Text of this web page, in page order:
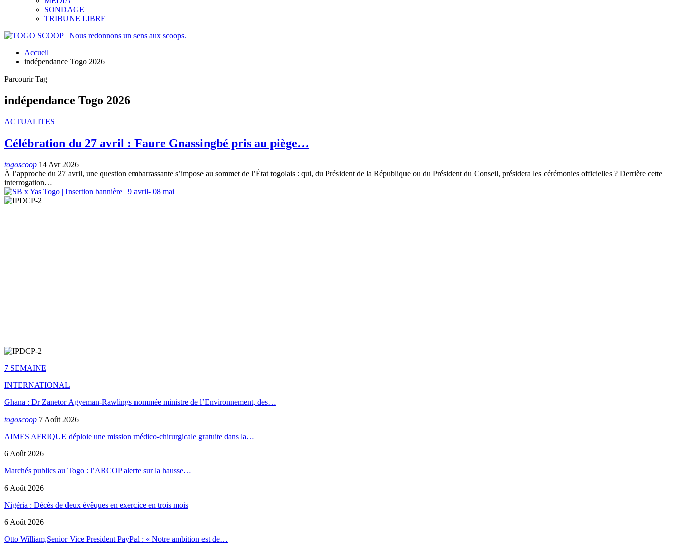
SONDAGE
TRIBUNE LIBRE
Accueil
indépendance Togo 2026
Parcourir Tag
indépendance Togo 2026
ACTUALITES
Célébration du 27 avril : Faure Gnassingbé pris au piège…
togoscoop 14 Avr 2026
À l’approche du 27 avril, une question embarrassante s’impose au sommet de l’État togolais : qui, du Président de la République ou du Président du Conseil, présidera les cérémonies officielles ? Derrière cette
interrogation…
7 SEMAINE
INTERNATIONAL
Ghana : Dr Zanetor Agyeman-Rawlings nommée ministre de l’Environnement, des…
togoscoop 7 Août 2026
AIMES AFRIQUE déploie une mission médico-chirurgicale gratuite dans la…
6 Août 2026
Marchés publics au Togo : l’ARCOP alerte sur la hausse…
6 Août 2026
Nigéria : Décès de deux évêques en exercice en trois mois
6 Août 2026
Otto William,Senior Vice President PayPal : « Notre ambition est de…